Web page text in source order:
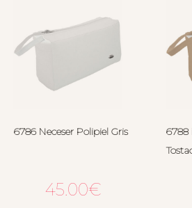
6786 Neceser Polipiel Gris
45.00€
6788